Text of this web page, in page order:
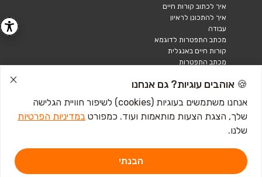
איך לכתוב קורות חיים
איך להתכונן לראיון
עבודה
מכתב התפטרות לדוגמא
קורות חיים באנגלית
מכתב התפטרות
אתר זה מוגן באמצעות Google reCAPTCHA ומחוייב ל- מדיניות הפרטיותוכןתנאי השירותשל Google
🍪 אוהבים עוגיות? גם אנחנו
אנחנו משתמשים בעוגיות (cookies) לשיפור חוויית הגלישה
שלך, הצגת הצעות מותאמות ועוד. כמפורט במדיניות הפרטיות
שלנו.
הבנתי